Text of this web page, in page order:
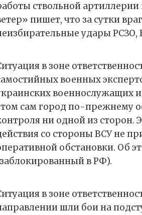
ствольной
пишет, что за сутки
удары РСЗО,
в зоне
военных
военнослужащих
сам город по-прежнему
ни одной из сторон.
со стороны ВСУ не
обстановки. Об
в РФ).
в зоне
шли бои на